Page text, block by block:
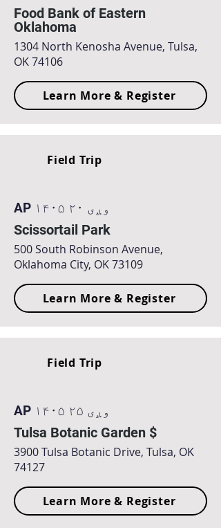
Food Bank of Eastern
Oklahoma
1304 North Kenosha Avenue, Tulsa,
OK 74106
Learn More & Register
Field Trip
AP ۱۴۰۵ وږی ۲۰
Scissortail Park
500 South Robinson Avenue,
Oklahoma City, OK 73109
Learn More & Register
Field Trip
AP ۱۴۰۵ وږی ۲۵
Tulsa Botanic Garden $
3900 Tulsa Botanic Drive, Tulsa, OK
74127
Learn More & Register